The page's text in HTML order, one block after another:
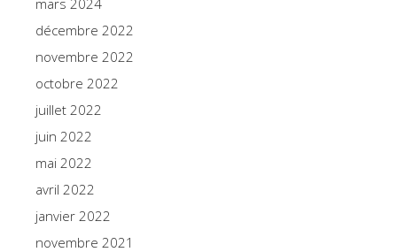
décembre 2022
novembre 2022
octobre 2022
juillet 2022
juin 2022
mai 2022
avril 2022
janvier 2022
novembre 2021